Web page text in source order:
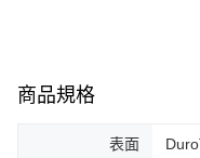
商品規格
表面